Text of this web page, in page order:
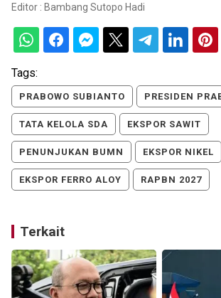
Editor : Bambang Sutopo Hadi
Tags:
PRABOWO SUBIANTO PRESIDEN
TATA KELOLA SDA EKSPOR SAWIT
PENUNJUKAN BUMN EKSPOR NIKEL
EKSPOR FERRO ALOY RAPBN 2027
Terkait